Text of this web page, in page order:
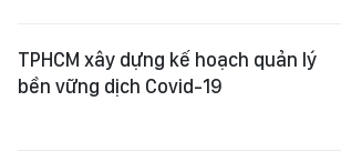
TPHCM xây dựng kế hoạch quản lý
bền vững dịch Covid-19